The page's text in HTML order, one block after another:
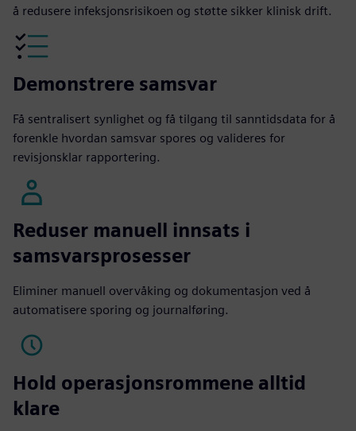
å redusere infeksjonsrisikoen og støtte sikker klinisk drift.
Demonstrere samsvar
Få sentralisert synlighet og få tilgang til sanntidsdata for å
forenkle hvordan samsvar spores og valideres for
revisjonsklar rapportering.
Reduser manuell innsats i
samsvarsprosesser
Eliminer manuell overvåking og dokumentasjon ved å
automatisere sporing og journalføring.
Hold operasjonsrommene alltid
klare